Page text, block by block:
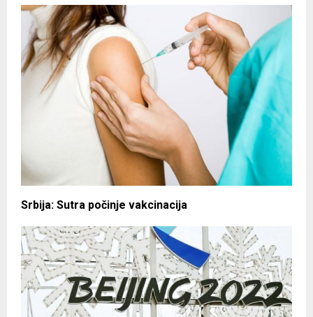
Srbija: Sutra počinje vakcinacija